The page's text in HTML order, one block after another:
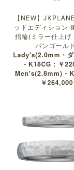
【NEW】
ッドエディション-
指輪(ミラー仕上げ
パンゴール
Lady's(2.0mm・
- K18CG：￥
Men's(2.8mm) -
￥264,000